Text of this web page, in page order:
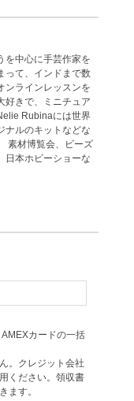
を中心に手芸作家を
って、インドまで数
ンラインレッスンを
好きで、ミニチュア
Rubinaには世界
ナルのキットなどな
素材博覧会、ビーズ
日本ホビーショーな
カードの一括
。クレジット会社
ください。領収書
ます。